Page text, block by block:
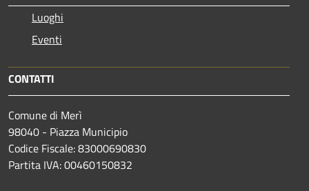
Luoghi
Eventi
CONTATTI
Comune di Merì
98040 - Piazza Municipio
Codice Fiscale: 83000690830
Partita IVA: 00460150832